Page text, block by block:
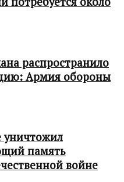
распространило
Армия обороны
уничтожил
память
войне